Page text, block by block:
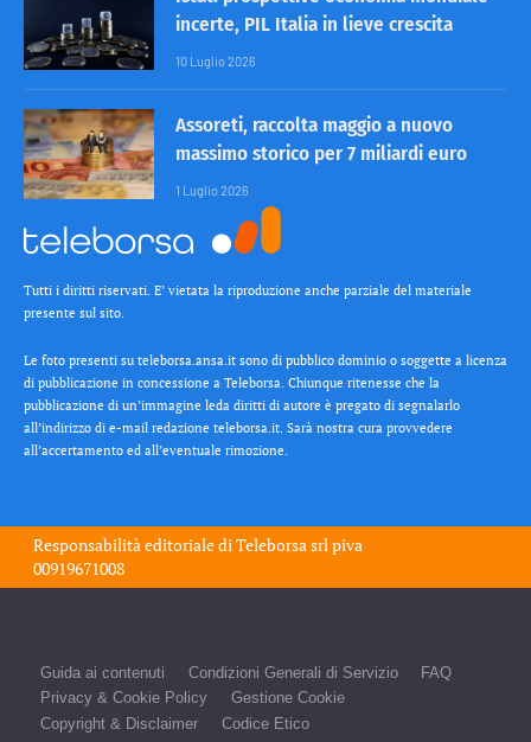
incerte, PIL Italia in lieve crescita
10 Luglio 2026
Assoreti, raccolta maggio a nuovo
massimo storico per 7 miliardi euro
1 Luglio 2026
Tutti i diritti riservati. E’ vietata la riproduzione anche parziale del materiale
presente sul sito.
Le foto presenti su teleborsa.ansa.it sono di pubblico dominio o soggette a licenza
di pubblicazione in concessione a Teleborsa. Chiunque ritenesse che la
pubblicazione di un’immagine leda diritti di autore è pregato di segnalarlo
all’indirizzo di e-mail redazione teleborsa.it. Sarà nostra cura provvedere
all’accertamento ed all’eventuale rimozione.
Responsabilità editoriale diTeleborsa srl piva
00919671008
Guida ai contenuti Condizioni Generali di Servizio
FAQ
Privacy & Cookie Policy
Gestione Cookie
Copyright & Disclaimer
Codice Etico